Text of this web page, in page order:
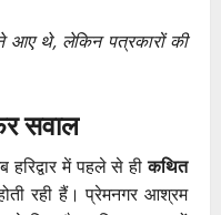
आए थे, लेकिन पत्रकारों की
सवाल
में पहले से हीकथित
रही हैं। प्रेमनगर आश्रम